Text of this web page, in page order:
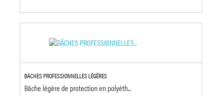
BÂCHES PROFESSIONNELLES LÉGÈRES
Bâche légère de protection en polyéth...